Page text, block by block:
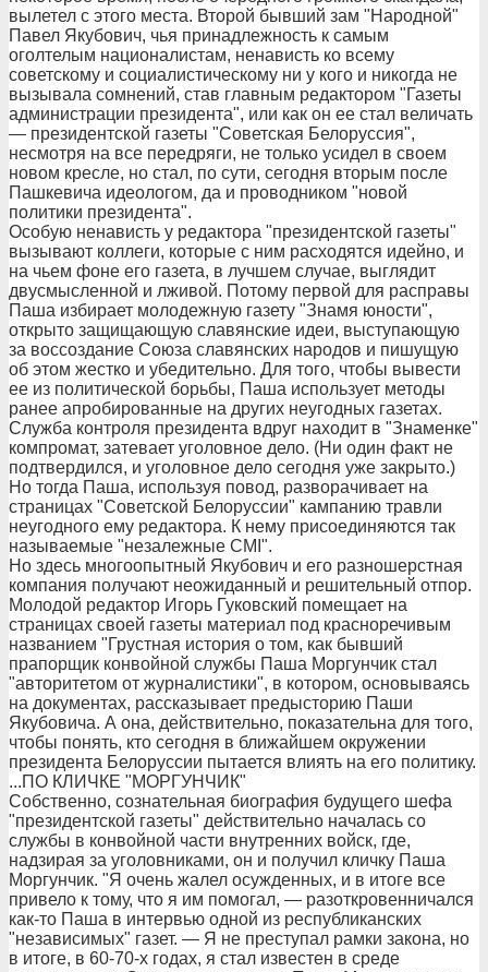
вылетел с этого места. Второй бывший зам "Народной"
Павел Якубович, чья принадлежность к самым
оголтелым националистам, ненависть ко всему
советскому и социалистическому ни у кого и никогда не
вызывала сомнений, став главным редактором "Газеты
администрации президента", или как он ее стал величать
— президентской газеты "Советская Белоруссия",
несмотря на все передряги, не только усидел в своем
новом кресле, но стал, по сути, сегодня вторым после
Пашкевича идеологом, да и проводником "новой
политики президента".
Особую ненависть у редактора "президентской газеты"
вызывают коллеги, которые с ним расходятся идейно, и
на чьем фоне его газета, в лучшем случае, выглядит
двусмысленной и лживой. Потому первой для расправы
Паша избирает молодежную газету "Знамя юности",
открыто защищающую славянские идеи, выступающую
за воссоздание Союза славянских народов и пишущую
об этом жестко и убедительно. Для того, чтобы вывести
ее из политической борьбы, Паша использует методы
ранее апробированные на других неугодных газетах.
Служба контроля президента вдруг находит в "Знаменке"
компромат, затевает уголовное дело. (Ни один факт не
подтвердился, и уголовное дело сегодня уже закрыто.)
Но тогда Паша, используя повод, разворачивает на
страницах "Советской Белоруссии" кампанию травли
неугодного ему редактора. К нему присоединяются так
называемые "незалежные СМI".
Но здесь многоопытный Якубович и его разношерстная
компания получают неожиданный и решительный отпор.
Молодой редактор Игорь Гуковский помещает на
страницах своей газеты материал под красноречивым
названием "Грустная история о том, как бывший
прапорщик конвойной службы Паша Моргунчик стал
"авторитетом от журналистики", в котором, основываясь
на документах, рассказывает предысторию Паши
Якубовича. А она, действительно, показательна для того,
чтобы понять, кто сегодня в ближайшем окружении
президента Белоруссии пытается влиять на его политику.
...ПО КЛИЧКЕ "МОРГУНЧИК"
Собственно, сознательная биография будущего шефа
"президентской газеты" действительно началась со
службы в конвойной части внутренних войск, где,
надзирая за уголовниками, он и получил кличку Паша
Моргунчик. "Я очень жалел осужденных, и в итоге все
привело к тому, что я им помогал, — разоткровенничался
как-то Паша в интервью одной из республиканских
"независимых" газет. — Я не преступал рамки закона, но
в итоге, в 60-70-х годах, я стал известен в среде